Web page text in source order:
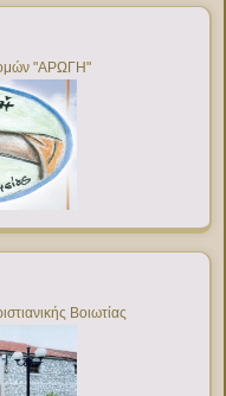
"ΑΡΩΓΗ"
Βοιωτίας